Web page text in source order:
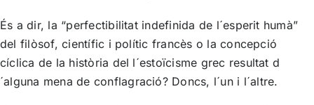
És a dir, la “perfectibilitat indefinida de l´esperit humà”
del filòsof, científic i polític francès o la concepció
cíclica de la història del l´estoïcisme grec resultat d
´alguna mena de conflagració? Doncs, l´un i l´altre.